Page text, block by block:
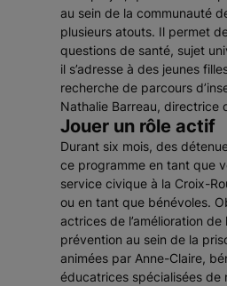
au sein de la communauté
plusieurs atouts. Il permet
questions de santé, sujet
il s’adresse à des jeunes
recherche de parcours
Nathalie Barreau, directrice
Jouer un rôle actif
Durant six mois, des
ce programme en tant que
service civique à la Croix-
ou en tant que bénévoles.
actrices de l’amélioration
prévention au sein de la
animées par Anne-Claire,
éducatrices spécialisées de